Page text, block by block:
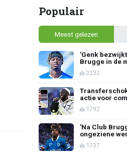
Populair
Meest gelezen
'Genk
Brugge in de
2232
actie voor
1792
'Na Club
ongeziene
1737